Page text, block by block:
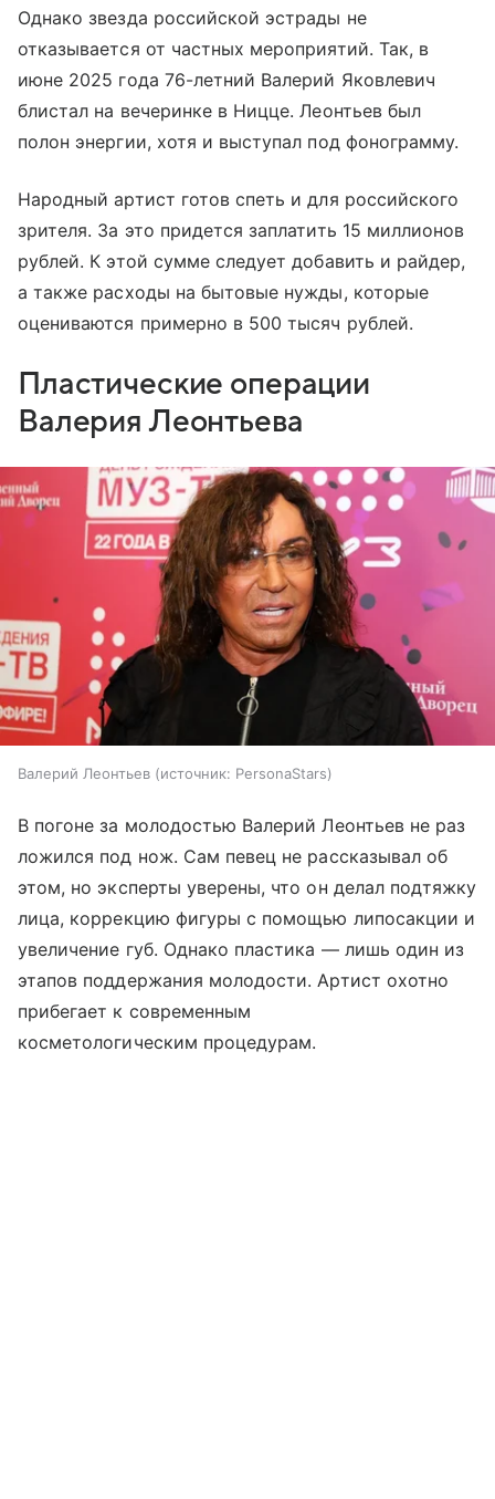
Однако звезда российской эстрады не
отказывается от частных мероприятий. Так, в
июне 2025 года 76-летний Валерий Яковлевич
блистал на вечеринке в Ницце. Леонтьев был
полон энергии, хотя и выступал под фонограмму.
Народный артист готов спеть и для российского
зрителя. За это придется заплатить 15 миллионов
рублей. К этой сумме следует добавить и райдер,
а также расходы на бытовые нужды, которые
оцениваются примерно в 500 тысяч рублей.
Пластические операции
Валерия Леонтьева
Валерий Леонтьев источник: PersonaStars
В погоне за молодостью Валерий Леонтьев не раз
ложился под нож. Сам певец не рассказывал об
этом, но эксперты уверены, что он делал подтяжку
лица, коррекцию фигуры с помощью липосакции и
увеличение губ. Однако пластика — лишь один из
этапов поддержания молодости. Артист охотно
прибегает к современным
косметологическим процедурам.